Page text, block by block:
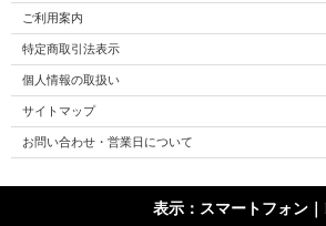
ご利用案内
特定商取引法表示
個人情報の取扱い
サイトマップ
お問い合わせ・営業日について
表示：スマートフォン｜